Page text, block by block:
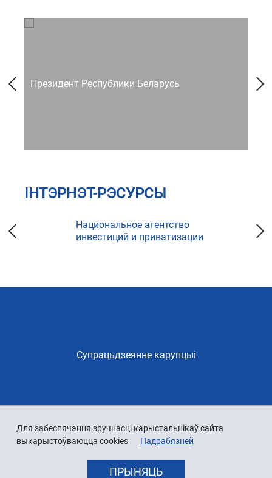
Для забеспячэння зручнасці карыстальнікаў сайта
выкарыстоўваюцца cookies
Падрабязней
ПРЫНЯЦЬ
Президент Республики Беларусь
ІНТЭРНЭТ-РЭСУРСЫ
Национальное агентство
инвестиций и приватизации
Супрацьдзеянне карупцыі